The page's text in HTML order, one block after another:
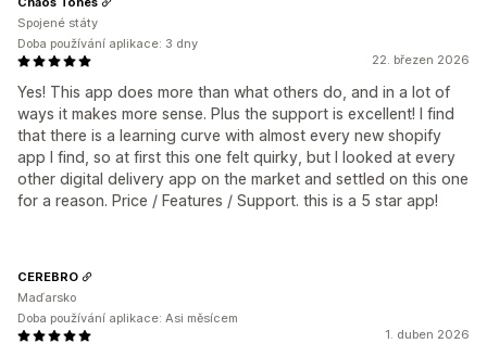
22. březen 2026
Yes! This app does more than what others do, and in a lot of
ways it makes more sense. Plus the support is excellent! I find
that there is a learning curve with almost every new shopify
app I find, so at first this one felt quirky, but I looked at every
other digital delivery app on the market and settled on this one
for a reason. Price / Features / Support. this is a 5 star app!
Spojené státy
Doba používání aplikace: 3 dny
1. duben 2026
CEREBRO
Maďarsko
Doba používání aplikace: Asi měsícem